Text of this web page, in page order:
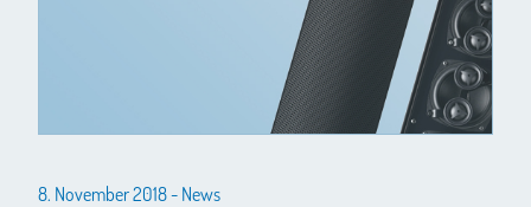
8. November 2018 - News